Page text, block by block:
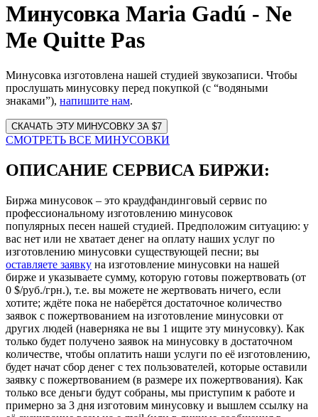
Минусовка Maria Gadú - Ne
Me Quitte Pas
Минусовка изготовлена нашей студией звукозаписи. Чтобы
прослушать минусовку перед покупкой (с “водяными
знаками”), напишите нам.
Website
URL
СМОТРЕТЬ ВСЕ МИНУСОВКИ
ОПИСАНИЕ СЕРВИСА БИРЖИ:
Биржа минусовок – это краудфандинговый сервис по
профессиональному изготовлению минусовок
популярных песен нашей студией. Предположим ситуацию: у
вас нет или не хватает денег на оплату наших услуг по
изготовлению минусовки существующей песни; вы
оставляете заявку на изготовление минусовки на нашей
бирже и указываете сумму, которую готовы пожертвовать (от
0 $/руб./грн.), т.е. вы можете не жертвовать ничего, если
хотите; ждёте пока не наберётся достаточное количество
заявок с пожертвованием на изготовление минусовки от
других людей (наверняка не вы 1 ищите эту минусовку). Как
только будет получено заявок на минусовку в достаточном
количестве, чтобы оплатить наши услуги по её изготовлению,
будет начат сбор денег с тех пользователей, которые оставили
заявку с пожертвованием (в размере их пожертвования). Как
только все деньги будут собраны, мы приступим к работе и
примерно за 3 дня изготовим минусовку и вышлем ссылку на